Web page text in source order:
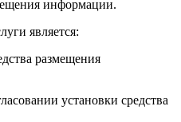
информации.
является:
размещения
установки средства